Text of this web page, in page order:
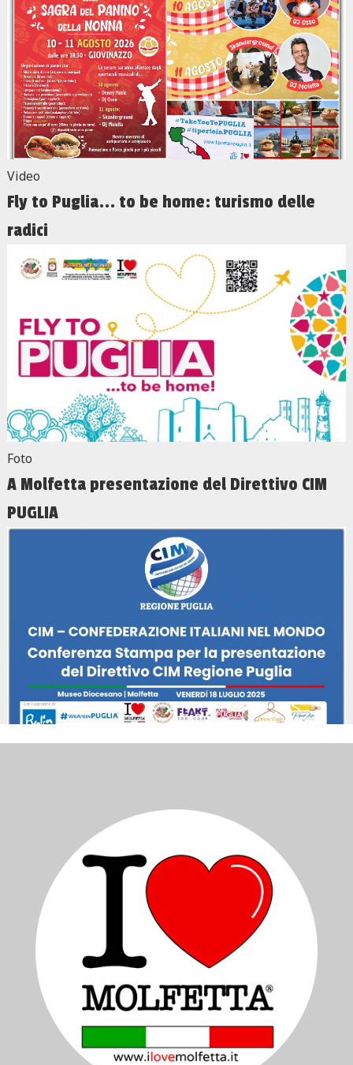
Video
Fly to Puglia... to be home: turismo delle
radici
Foto
A Molfetta presentazione del Direttivo CIM
PUGLIA